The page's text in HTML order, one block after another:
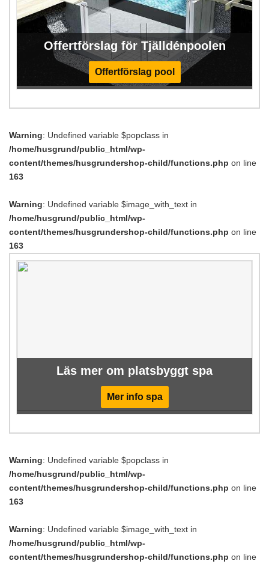
Offertförslag för Tjälldénpoolen
Offertförslag pool
Warning: Undefined variable $popclass in
/home/husgrund/public_html/wp-
content/themes/husgrundershop-child/functions.php on line
163
Warning: Undefined variable $image_with_text in
/home/husgrund/public_html/wp-
content/themes/husgrundershop-child/functions.php on line
163
Läs mer om platsbyggt spa
Mer info spa
Warning: Undefined variable $popclass in
/home/husgrund/public_html/wp-
content/themes/husgrundershop-child/functions.php on line
163
Warning: Undefined variable $image_with_text in
/home/husgrund/public_html/wp-
content/themes/husgrundershop-child/functions.php on line